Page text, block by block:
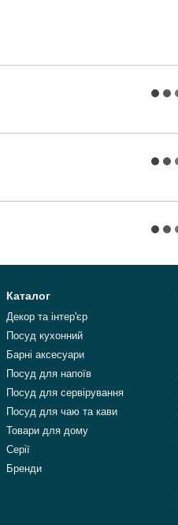
Каталог
Декор та інтер'єр
Посуд кухонний
Барні аксесуари
Посуд для напоїв
Посуд для сервірування
Посуд для чаю та кави
Товари для дому
Серії
Бренди